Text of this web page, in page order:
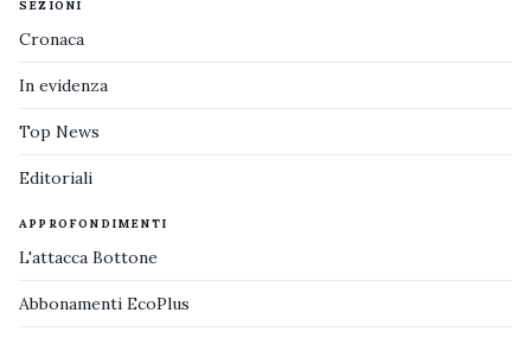
SEZIONI
Cronaca
In evidenza
Top News
Editoriali
APPROFONDIMENTI
L'attacca Bottone
Abbonamenti EcoPlus